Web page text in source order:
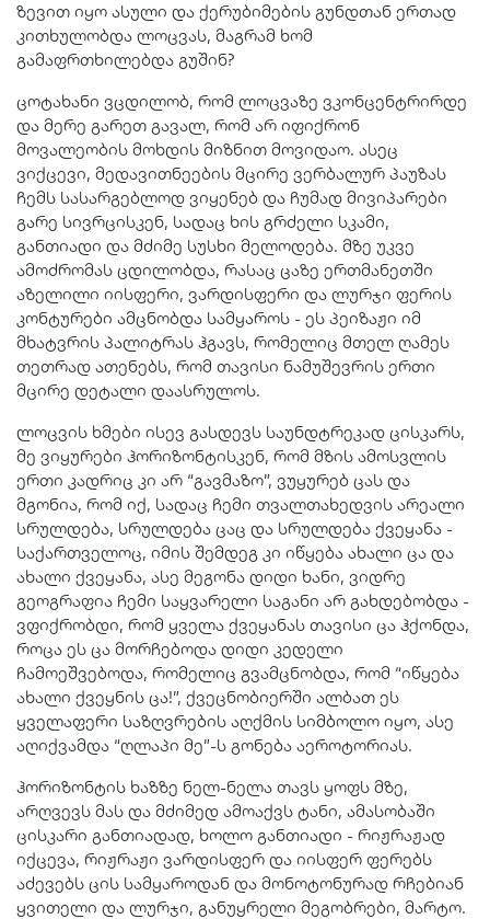
ზევით იყო ასული და ქერუბიმების გუნდთან ერთად
კითხულობდა ლოცვას, მაგრამ ხომ
გამაფრთხილებდა გუშინ?
ცოტახანი ვცდილობ, რომ ლოცვაზე ვკონცენტრირდე
და მერე გარეთ გავალ, რომ არ იფიქრონ
მოვალეობის მოხდის მიზნით მოვიდაო. ასეც
ვიქცევი, მედავითნეების მცირე ვერბალურ პაუზას
ჩემს სასარგებლოდ ვიყენებ და ჩუმად მივიპარები
გარე სივრცისკენ, სადაც ხის გრძელი სკამი,
განთიადი და მძიმე სუსხი მელოდება. მზე უკვე
ამოძრომას ცდილობდა, რასაც ცაზე ერთმანეთში
აზელილი იისფერი, ვარდისფერი და ლურჯი ფერის
კონტურები ამცნობდა სამყაროს - ეს პეიზაჟი იმ
მხატვრის პალიტრას ჰგავს, რომელიც მთელ ღამეს
თეთრად ათენებს, რომ თავისი ნამუშევრის ერთი
მცირე დეტალი დაასრულოს.
ლოცვის ხმები ისევ გასდევს საუნდტრეკად ცისკარს,
მე ვიყურები ჰორიზონტისკენ, რომ მზის ამოსვლის
ერთი კადრიც კი არ “გავმაზო”, ვუყურებ ცას და
მგონია, რომ იქ, სადაც ჩემი თვალთახედვის არეალი
სრულდება, სრულდება ცაც და სრულდება ქვეყანა -
საქართველოც, იმის შემდეგ კი იწყება ახალი ცა და
ახალი ქვეყანა, ასე მეგონა დიდი ხანი, ვიდრე
გეოგრაფია ჩემი საყვარელი საგანი არ გახდებობდა -
ვფიქრობდი, რომ ყველა ქვეყანას თავისი ცა ჰქონდა,
როცა ეს ცა მორჩებოდა დიდი კედელი
ჩამოეშვებოდა, რომელიც გვამცნობდა, რომ “იწყება
ახალი ქვეყნის ცა!”, ქვეცნობიერში ალბათ ეს
ყველაფერი საზღვრების აღქმის სიმბოლო იყო, ასე
აღიქვამდა “ღლაპი მე”-ს გონება აეროტორიას.
ჰორიზონტის ხაზზე ნელ-ნელა თავს ყოფს მზე,
არღვევს მას და მძიმედ ამოაქვს ტანი, ამასობაში
ცისკარი განთიადად, ხოლო განთიადი - რიჟრაჟად
იქცევა, რიჟრაჟი ვარდისფერ და იისფერ ფერებს
აძევებს ცის სამყაროდან და მონოტონურად რჩებიან
ყვითელი და ლურჯი, განუყრელი მეგობრები, მარტო.